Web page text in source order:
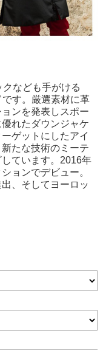
なども手がける
です。厳選素材に革
ンを発表しスポー
れたダウンジャケ
ゲットにしたアイ
たな技術のミーテ
ています。2016年
ョンでデビュー。
、そしてヨーロッ